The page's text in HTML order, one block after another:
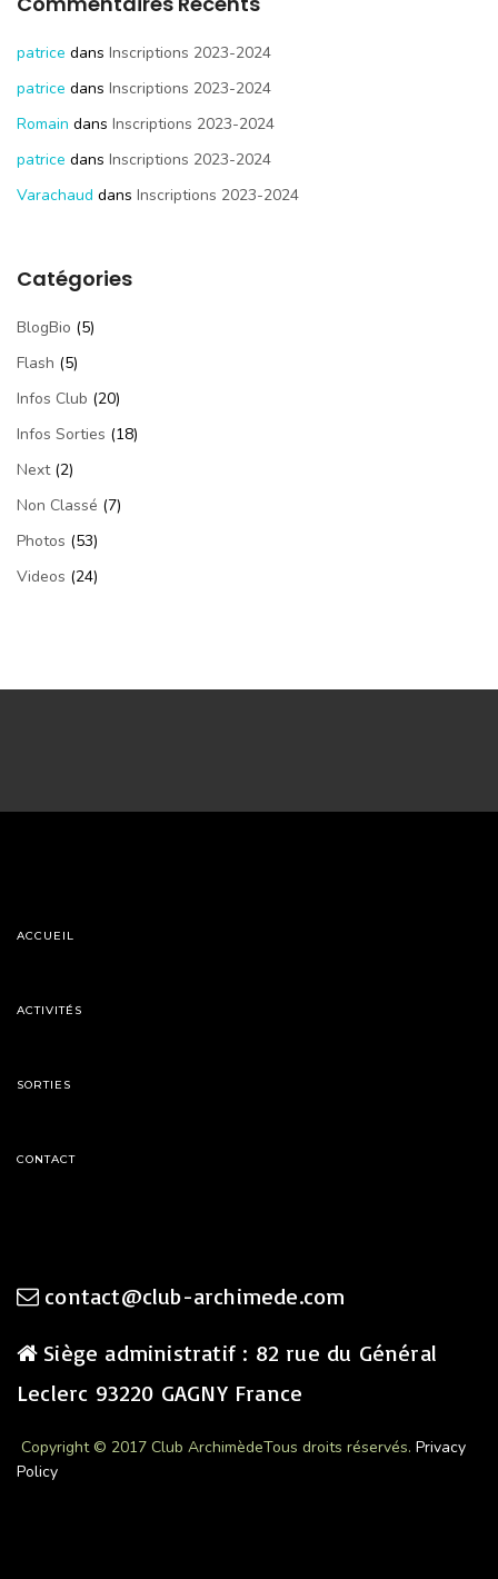
patrice dans Inscriptions 2023-2024
patrice dans Inscriptions 2023-2024
Romain dans Inscriptions 2023-2024
patrice dans Inscriptions 2023-2024
Varachaud dans Inscriptions 2023-2024
Catégories
BlogBio (5)
Flash (5)
Infos Club (20)
Infos Sorties (18)
Next(2)
Non Classé (7)
Photos (53)
Videos (24)
ACCUEIL
ACTIVITÉS
SORTIES
CONTACT
contact@club-archimede.com
Siège administratif : 82 rue du Général
Leclerc 93220 GAGNY France
Copyright © 2017 Club ArchimèdeTous droits réservés. Privacy
Policy